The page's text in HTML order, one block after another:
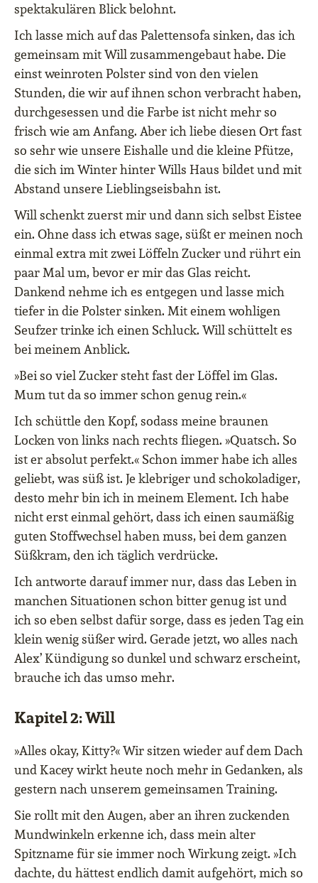
spektakulären Blick belohnt.
Ich lasse mich auf das Palettensofa sinken, das ich
gemeinsam mit Will zusammengebaut habe. Die
einst weinroten Polster sind von den vielen
Stunden, die wir auf ihnen schon verbracht haben,
durchgesessen und die Farbe ist nicht mehr so
frisch wie am Anfang. Aber ich liebe diesen Ort fast
so sehr wie unsere Eishalle und die kleine Pfütze,
die sich im Winter hinter Wills Haus bildet und mit
Abstand unsere Lieblingseisbahn ist.
Will schenkt zuerst mir und dann sich selbst Eistee
ein. Ohne dass ich etwas sage, süßt er meinen noch
einmal extra mit zwei Löffeln Zucker und rührt ein
paar Mal um, bevor er mir das Glas reicht.
Dankend nehme ich es entgegen und lasse mich
tiefer in die Polster sinken. Mit einem wohligen
Seufzer trinke ich einen Schluck. Will schüttelt es
bei meinem Anblick.
»Bei so viel Zucker steht fast der Löffel im Glas.
Mum tut da so immer schon genug rein.«
Ich schüttle den Kopf, sodass meine braunen
Locken von links nach rechts fliegen. »Quatsch. So
ist er absolut perfekt.« Schon immer habe ich alles
geliebt, was süß ist. Je klebriger und schokoladiger,
desto mehr bin ich in meinem Element. Ich habe
nicht erst einmal gehört, dass ich einen saumäßig
guten Stoffwechsel haben muss, bei dem ganzen
Süßkram, den ich täglich verdrücke.
Ich antworte darauf immer nur, dass das Leben in
manchen Situationen schon bitter genug ist und
ich so eben selbst dafür sorge, dass es jeden Tag ein
klein wenig süßer wird. Gerade jetzt, wo alles nach
Alex’ Kündigung so dunkel und schwarz erscheint,
brauche ich das umso mehr.
Kapitel 2: Will
»Alles okay, Kitty?« Wir sitzen wieder auf dem Dach
und Kacey wirkt heute noch mehr in Gedanken, als
gestern nach unserem gemeinsamen Training.
Sie rollt mit den Augen, aber an ihren zuckenden
Mundwinkeln erkenne ich, dass mein alter
Spitzname für sie immer noch Wirkung zeigt. »Ich
dachte, du hättest endlich damit aufgehört, mich so